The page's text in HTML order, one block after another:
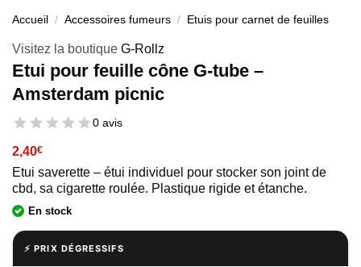
Accueil / Accessoires fumeurs / Etuis pour carnet de feuilles
Visitez la boutique G-Rollz
Etui pour feuille cône G-tube –
Amsterdam picnic
0 avis
2,40€
Etui saverette – étui individuel pour stocker son joint de
cbd, sa cigarette roulée. Plastique rigide et étanche.
En stock
⚡ PRIX DÉGRESSIFS